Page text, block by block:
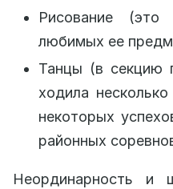
Рисование
любимых ее
Танцы (в секцию
ходила
некоторых
районных
Неординарность и